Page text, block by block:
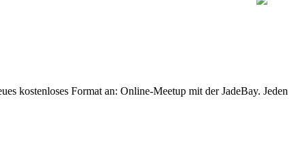
kostenloses Format an: Online-Meetup mit der JadeBay. Jeden